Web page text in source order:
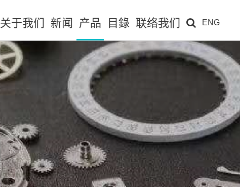
关于我们 新闻 产品 目錄 联络我们 ENG